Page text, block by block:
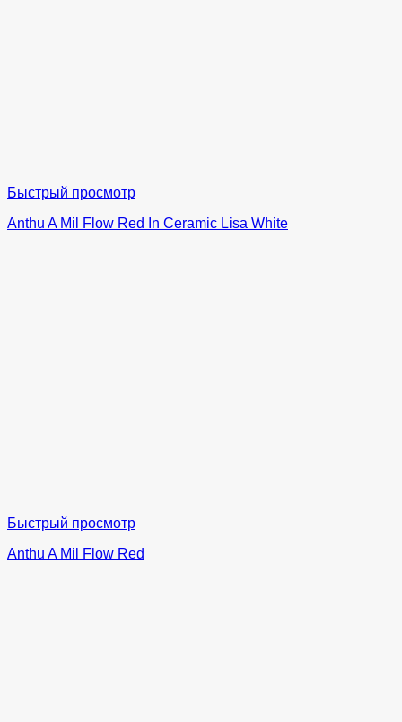
Быстрый просмотр
Anthu A Mil Flow Red In Ceramic Lisa White
Быстрый просмотр
Anthu A Mil Flow Red